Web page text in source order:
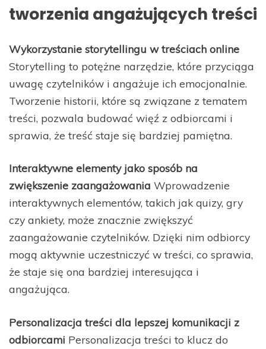
tworzenia angażujących treści
Wykorzystanie storytellingu w treściach online
Storytelling to potężne narzędzie, które przyciąga
uwagę czytelników i angażuje ich emocjonalnie.
Tworzenie historii, które są związane z tematem
treści, pozwala budować więź z odbiorcami i
sprawia, że treść staje się bardziej pamiętna.
Interaktywne elementy jako sposób na
zwiększenie zaangażowania Wprowadzenie
interaktywnych elementów, takich jak quizy, gry
czy ankiety, może znacznie zwiększyć
zaangażowanie czytelników. Dzięki nim odbiorcy
mogą aktywnie uczestniczyć w treści, co sprawia,
że staje się ona bardziej interesująca i
angażująca.
Personalizacja treści dla lepszej komunikacji z
odbiorcami Personalizacja treści to klucz do